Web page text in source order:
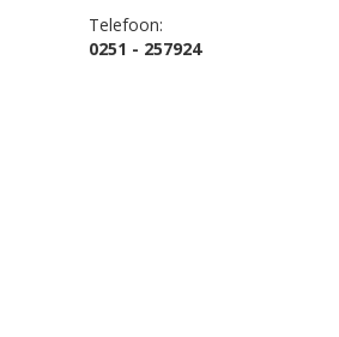
Telefoon:
0251 - 257924